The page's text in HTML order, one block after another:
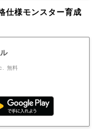
仕様モンスター育成
無料